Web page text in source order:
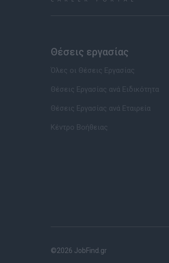
Θέσεις εργασίας
Όλες οι Θέσεις Εργασίας
Θέσεις Εργασίας ανά Ειδικότητα
Θέσεις Εργασίας ανά Εταιρεία
Κέντρο Βοήθειας
©2026 JobFind.gr